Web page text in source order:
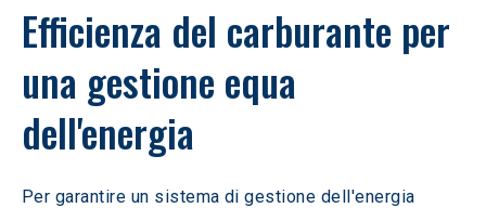
Efficienza del carburante per
una gestione equa
dell'energia
Per garantire un sistema di gestione dell'energia